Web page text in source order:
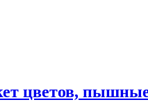
цветов, пышные